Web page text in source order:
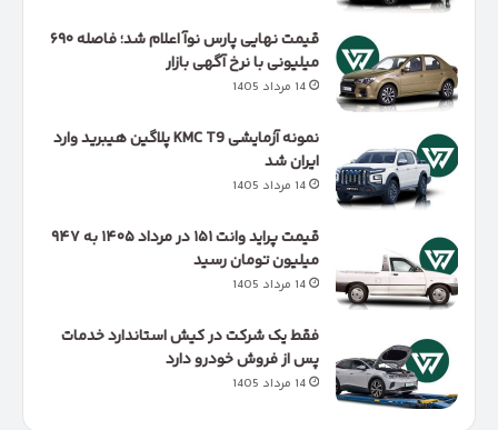
قیمت نهایی پارس نوآ اعلام شد؛ فاصله ۶۹۰
میلیونی با نرخ آگهی بازار
14 مرداد 1405
نمونه آزمایشی KMC T9 پلاگین هیبرید وارد
ایران شد
14 مرداد 1405
قیمت پراید وانت ۱۵۱ در مرداد ۱۴۰۵ به ۹۴۷
میلیون تومان رسید
14 مرداد 1405
فقط یک شرکت در کیش استاندارد خدمات
پس از فروش خودرو دارد
14 مرداد 1405